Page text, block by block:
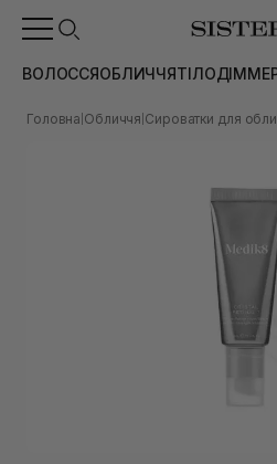
ВОЛОССЯОБЛИЧЧЯТІЛОДІМ
Головна Обличчя Сироватки для